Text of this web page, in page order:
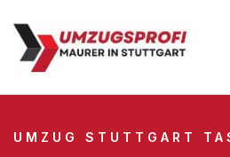
UMZUG STUTTGART